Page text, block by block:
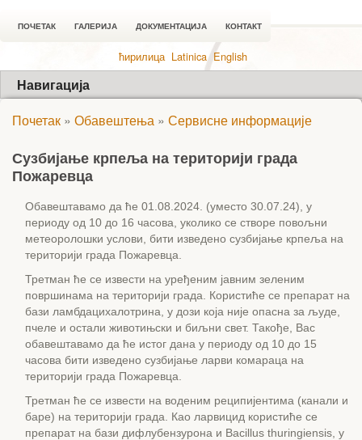
ПОЧЕТАК ГАЛЕРИЈА ДОКУМЕНТАЦИЈА КОНТАКТ
ћирилица Latinica English
Навигација
Почетак » Обавештења » Сервисне информације
Сузбијање крпеља на територији града
Пожаревца
Обавештавамо да ће 01.08.2024. (уместо 30.07.24), у
периоду од 10 до 16 часова, уколико се створе повољни
метеоролошки услови, бити изведено сузбијање крпеља на
територији града Пожаревца.
Третман ће се извести на уређеним јавним зеленим
површинама на територији града. Користиће се препарат на
бази ламбдацихалотрина, у дози која није опасна за људе,
пчеле и остали животињски и биљни свет. Такође, Вас
обавештавамо да ће истог дана у периоду од 10 до 15
часова бити изведено сузбијање ларви комараца на
територији града Пожаревца.
Третман ће се извести на воденим реципијентима (канали и
баре) на територији града. Као ларвицид користиће се
препарат на бази дифлубензурона и Bacillus thuringiensis, у